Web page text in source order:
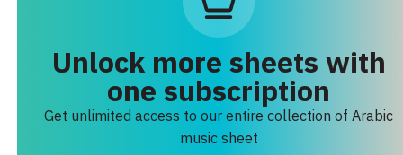
Unlock more sheets with
one subscription
Get unlimited access to our entire collection of Arabic
music sheet